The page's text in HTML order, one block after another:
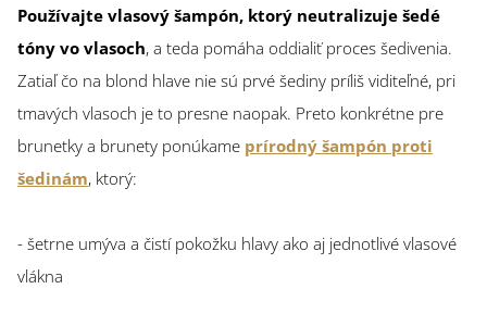
Používajte vlasový šampón, ktorý neutralizuje šedé
tóny vo vlasoch, a teda pomáha oddialiť proces šedivenia.
Zatiaľ čo na blond hlave nie sú prvé šediny príliš viditeľné, pri
tmavých vlasoch je to presne naopak. Preto konkrétne pre
brunetky a brunety ponúkame prírodný šampón proti
šedinám, ktorý:
- šetrne umýva a čistí pokožku hlavy ako aj jednotlivé vlasové
vlákna